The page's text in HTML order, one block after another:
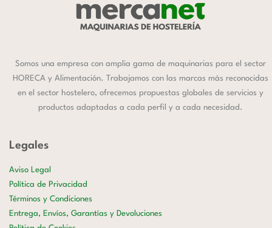
Somos una empresa con amplia gama de maquinarias para el sector
HORECA y Alimentación. Trabajamos con las marcas más reconocidas
en el sector hostelero, ofrecemos propuestas globales de servicios y
productos adaptadas a cada perfil y a cada necesidad.
Legales
Aviso Legal
Política de Privacidad
Términos y Condiciones
Entrega, Envíos, Garantías y Devoluciones